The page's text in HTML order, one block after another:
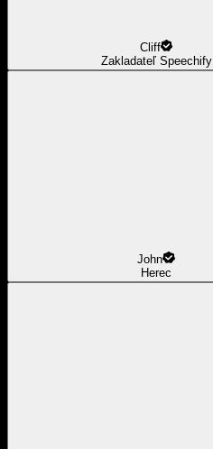
Cliff
Zakladateľ Speechify
John
Herec